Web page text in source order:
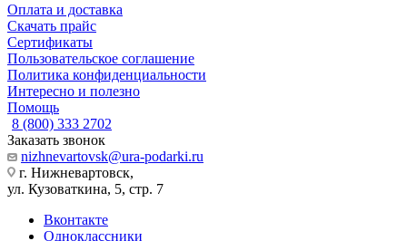
Оплата и доставка
Скачать прайс
Сертификаты
Пользовательское соглашение
Политика конфиденциальности
Интересно и полезно
Помощь
8 (800) 333 2702
Заказать звонок
nizhnevartovsk@ura-podarki.ru
г. Нижневартовск,
ул. Кузоваткина, 5, стр. 7
Вконтакте
Одноклассники